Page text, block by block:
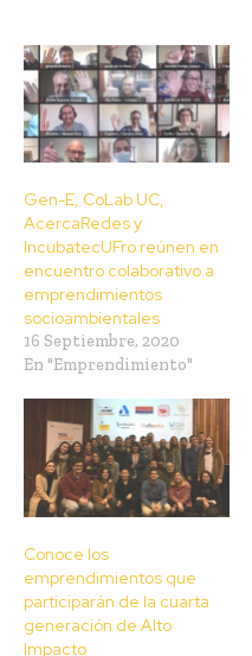
Gen-E, CoLab UC,
AcercaRedes y
IncubatecUFro reúnen en
encuentro colaborativo a
emprendimientos
socioambientales
16 Septiembre, 2020
En "Emprendimiento"
Conoce los
emprendimientos que
participarán de la cuarta
generación de Alto
Impacto